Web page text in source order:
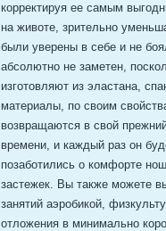
корректируя ее самым
на животе, зрительно
были уверены в себе и не
абсолютно не заметен,
изготовляют из эластана,
материалы, по своим
возвращаются в свой
времени, и каждый раз он
позаботились о комфорте
застежек. Вы также можете
занятий аэробикой,
отложения в минимально